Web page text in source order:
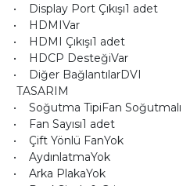
• Display Port Çıkışı1 adet
• HDMIVar
• HDMI Çıkışı1 adet
• HDCP DesteğiVar
• Diğer BağlantılarDVI
TASARIM
• Soğutma TipiFan Soğutmalı
• Fan Sayısı1 adet
• Çift Yönlü FanYok
• AydınlatmaYok
• Arka PlakaYok